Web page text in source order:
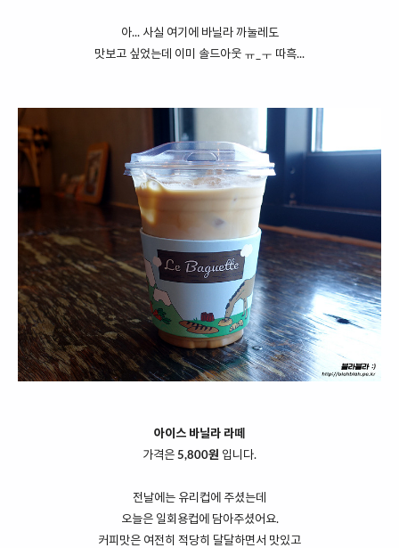
아... 사실 여기에 바닐라 까눌레도
맛보고 싶었는데 이미 솔드아웃 ㅠ_ㅜ 따흑...
아이스 바닐라 라떼
가격은 5,800원 입니다.
전날에는 유리컵에 주셨는데
오늘은 일회용컵에 담아주셨어요.
커피맛은 여전히 적당히 달달하면서 맛있고